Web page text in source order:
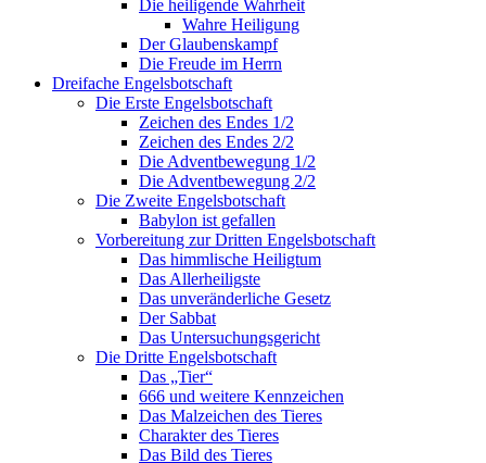
Die heiligende Wahrheit
Wahre Heiligung
Der Glaubenskampf
Die Freude im Herrn
Dreifache Engelsbotschaft
Die Erste Engelsbotschaft
Zeichen des Endes 1/2
Zeichen des Endes 2/2
Die Adventbewegung 1/2
Die Adventbewegung 2/2
Die Zweite Engelsbotschaft
Babylon ist gefallen
Vorbereitung zur Dritten Engelsbotschaft
Das himmlische Heiligtum
Das Allerheiligste
Das unveränderliche Gesetz
Der Sabbat
Das Untersuchungsgericht
Die Dritte Engelsbotschaft
Das „Tier“
666 und weitere Kennzeichen
Das Malzeichen des Tieres
Charakter des Tieres
Das Bild des Tieres